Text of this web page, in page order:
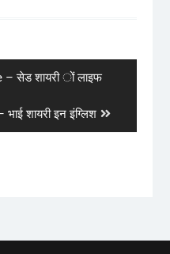
– सेड शायरी ों लाइफ
शायरी इन इंग्लिश